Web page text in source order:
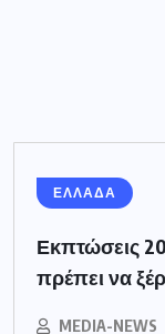
ΕΛΛΑΔΑ
Εκπτώσεις
πρέπει να
MEDIA-NEWS